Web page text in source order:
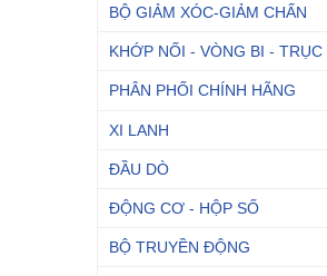
BỘ GIẢM XÓC-GIẢM CHẤN
KHỚP NỐI - VÒNG BI - TRỤC
PHÂN PHỐI CHÍNH HÃNG
XI LANH
ĐẦU DÒ
ĐỘNG CƠ - HỘP SỐ
BỘ TRUYỀN ĐỘNG